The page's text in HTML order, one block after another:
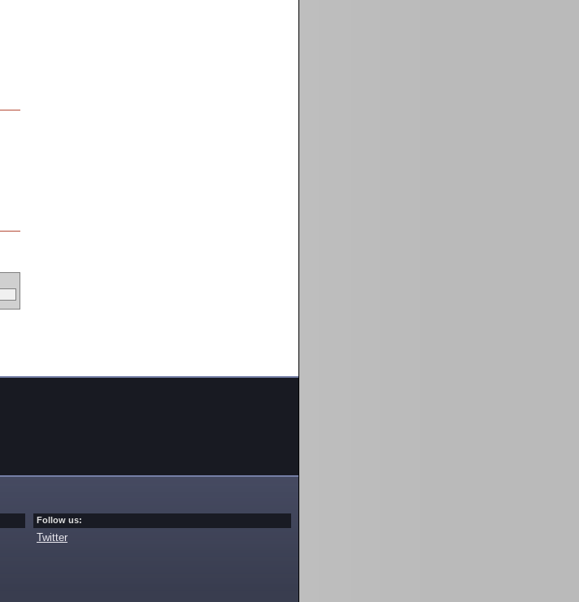
Follow us:
Twitter